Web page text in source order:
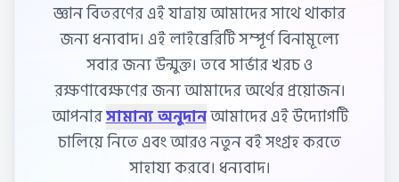
জ্ঞান বিতরণের এই যাত্রায় আমাদের সাথে থাকার
জন্য ধন্যবাদ। এই লাইব্রেরিটি সম্পূর্ণ বিনামূল্যে
সবার জন্য উন্মুক্ত। তবে সার্ভার খরচ ও
রক্ষণাবেক্ষণের জন্য আমাদের অর্থের প্রয়োজন।
আপনার
সামান্য অনুদানআমাদের এই উদ্যোগটি
চালিয়ে নিতে এবং আরও নতুন বই সংগ্রহ করতে
সাহায্য করবে। ধন্যবাদ।